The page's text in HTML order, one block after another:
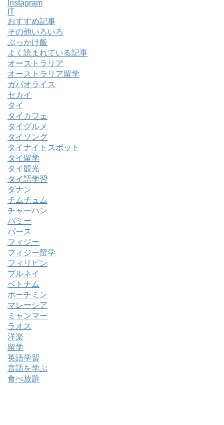
Instagram
IT
おすすめ記事
その他いろいろ
ぶっかけ飯
よく読まれている記事
オーストラリア
オーストラリア留学
ガパオライス
セカイ
タイ
タイカフェ
タイグルメ
タイソング
タイナイトスポット
タイ留学
タイ観光
タイ語学習
ダナン
チムチュム
チャーハン
バミー
パース
フィジー
フィジー留学
フィリピン
ブルネイ
ベトナム
ホーチミン
マレーシア
ミャンマー
ラオス
洋楽
留学
英語学習
言語を学ぶ
食べ放題